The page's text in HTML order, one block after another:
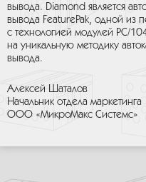
вывода. Diamond является
вывода FeaturePak, одной из
с технологией модулей PC/
на уникальную методику
вывода.
Алексей Шаталов
Начальник отдела маркетинга
ООО «МикроМакс Системс»